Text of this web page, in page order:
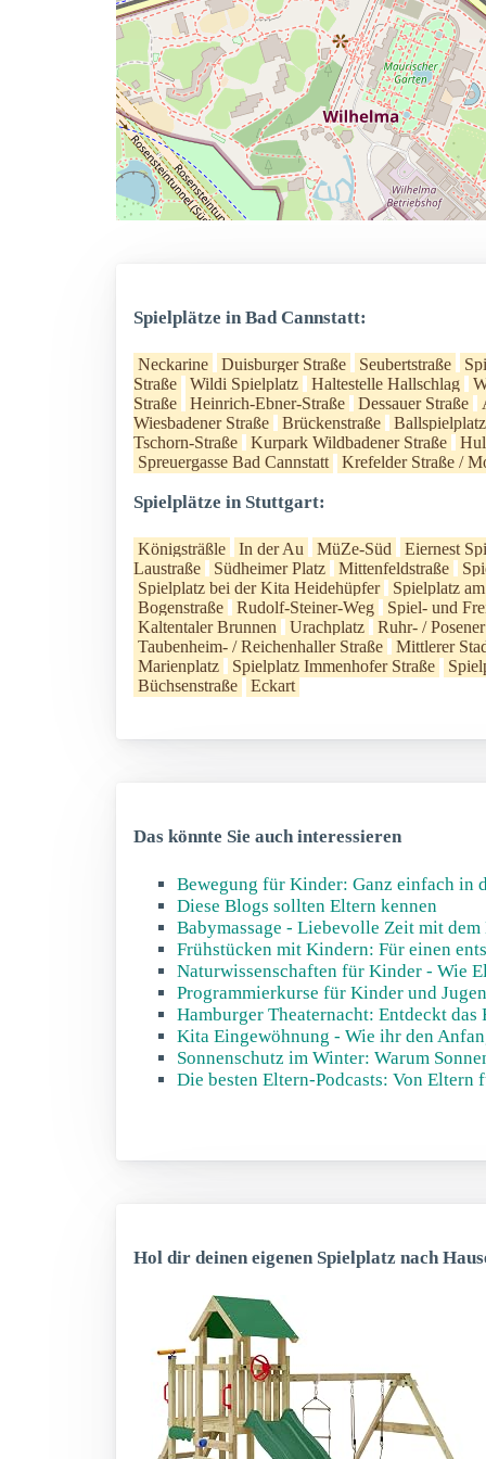
Spielplätze in Bad Cannstatt:
Neckarine Duisburger Straße Seubertstraße
Straße
Wildi Spielplatz Haltestelle Hallschlag
Straße
Heinrich-Ebner-Straße Dessauer Straße
Wiesbadener Straße
Brückenstraße
Tschorn-Straße
Kurpark Wildbadener Straße
Spreuergasse Bad Cannstatt
Krefelder Straße /
Spielplätze in Stuttgart:
Königsträßle In der Au MüZe-Süd
Eiernest
Laustraße
Südheimer Platz Mittenfeldstraße
Spielplatz bei der Kita Heidehüpfer
Spielplatz
Bogenstraße
Rudolf-Steiner-Weg
Spiel- und
Kaltentaler Brunnen
Urachplatz
Ruhr- /
Taubenheim- / Reichenhaller Straße
Mittlerer
Marienplatz
Spielplatz Immenhofer Straße
Büchsenstraße
Eckart
Das könnte Sie auch interessieren
Bewegung für Kinder: Ganz einfach in
Diese Blogs sollten Eltern kennen
Babymassage - Liebevolle Zeit mit dem
Frühstücken mit Kindern: Für einen
Naturwissenschaften für Kinder - Wie
Programmierkurse für Kinder und
Hamburger Theaternacht: Entdeckt
Kita Eingewöhnung - Wie ihr den
Sonnenschutz im Winter: Warum
Die besten Eltern-Podcasts: Von Eltern
Hol dir deinen eigenen Spielplatz nach